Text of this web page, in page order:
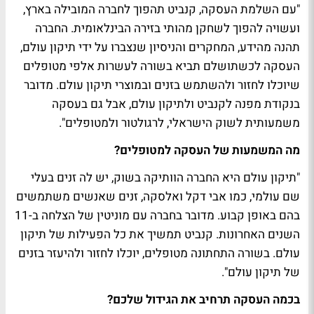
"עם השלמת העסקה, קנביט תהפוך לחברה המובילה בארץ,
ועשויה להפוך לשחקן מהותי בזירה הבינלאומית. החברה
תהנה מהידע, המחקרים והניסיון שנצברו על ידי תיקון עולם,
העסקה לכשתושלם תביא בשורה לעשרות אלפי מטופלים
שיוכלו לחזור ולהשתמש בזנים ובמוצרי תיקון עולם. מדובר
בנקודת מפנה לקנביט ולתיקון עולם, אבל גם בעסקה
משמעותית לשוק הישראלי, לרגולטור ולמטופלים".
מה המשמעות של העסקה למטופלים?
"תיקון עולם היא החברה הוותיקה בשוק, יש לה זנים בעלי
שם עולמי, כמו אבי דקל ואלסקה, זנים שאנשים משתמשים
בהם באופן קבוע. מדובר בחברה עם מוניטין של הצלחה ב-11
השנים האחרונות. קנביט תמשיך את כל הפעילות של תיקון
עולם. בשורה התחתונה מטופלים, יוכלו לחזור ולהיעזר בזנים
של תיקון עולם".
בכמה העסקה תרחיב את הגידול שלכם?